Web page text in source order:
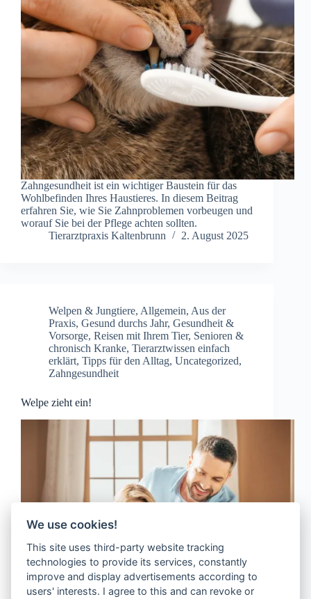
Zahngesundheit ist ein wichtiger Baustein für das
Wohlbefinden Ihres Haustieres. In diesem Beitrag
erfahren Sie, wie Sie Zahnproblemen vorbeugen und
worauf Sie bei der Pflege achten sollten.
Tierarztpraxis Kaltenbrunn
2. August 2025
Welpen & Jungtiere, Allgemein, Aus der
Praxis, Gesund durchs Jahr, Gesundheit &
Vorsorge, Reisen mit Ihrem Tier, Senioren &
chronisch Kranke, Tierarztwissen einfach
erklärt, Tipps für den Alltag, Uncategorized,
Zahngesundheit
Welpe zieht ein!
We use cookies!
This site uses third-party website tracking
technologies to provide its services, constantly
improve and display advertisements according to
users' interests. I agree to this and can revoke or